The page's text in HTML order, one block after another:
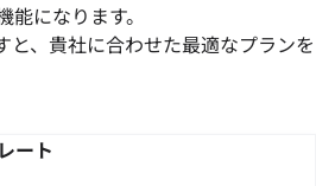
になります。
と、貴社に合わせた最適なプランを
ート